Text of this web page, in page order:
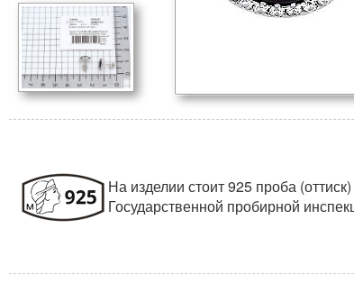
На изделии стоит 925 проба (оттиск)
Государственной пробирной